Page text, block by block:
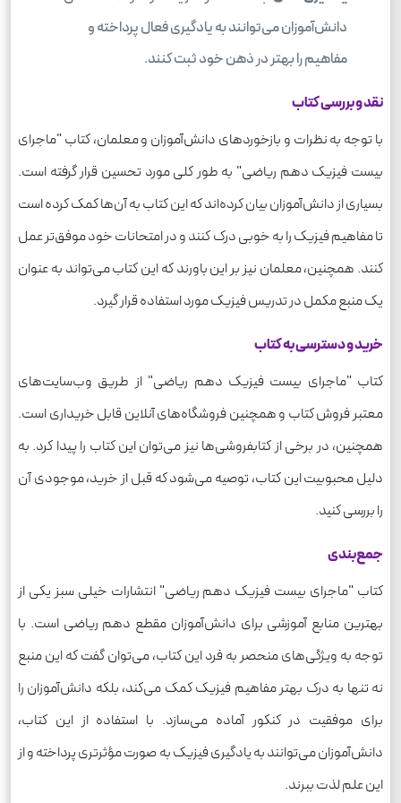
دانش‌آموزان می‌توانند به یادگیری فعال پرداخته و
مفاهیم را بهتر در ذهن خود ثبت کنند.
نقد و بررسی کتاب
با توجه به نظرات و بازخوردهای دانش‌آموزان و معلمان، کتاب "ماجرای
بیست فیزیک دهم ریاضی" به طور کلی مورد تحسین قرار گرفته است.
بسیاری از دانش‌آموزان بیان کرده‌اند که این کتاب به آن‌ها کمک کرده است
تا مفاهیم فیزیک را به خوبی درک کنند و در امتحانات خود موفق‌تر عمل
کنند. همچنین، معلمان نیز بر این باورند که این کتاب می‌تواند به عنوان
یک منبع مکمل در تدریس فیزیک مورد استفاده قرار گیرد.
خرید و دسترسی به کتاب
کتاب "ماجرای بیست فیزیک دهم ریاضی" از طریق وب‌سایت‌های
معتبر فروش کتاب و همچنین فروشگاه‌های آنلاین قابل خریداری است.
همچنین، در برخی از کتابفروشی‌ها نیز می‌توان این کتاب را پیدا کرد. به
دلیل محبوبیت این کتاب، توصیه می‌شود که قبل از خرید، موجودی آن
را بررسی کنید.
جمع‌بندی
کتاب "ماجرای بیست فیزیک دهم ریاضی" انتشارات خیلی سبز یکی از
بهترین منابع آموزشی برای دانش‌آموزان مقطع دهم ریاضی است. با
توجه به ویژگی‌های منحصر به فرد این کتاب، می‌توان گفت که این منبع
نه تنها به درک بهتر مفاهیم فیزیک کمک می‌کند، بلکه دانش‌آموزان را
برای موفقیت در کنکور آماده می‌سازد. با استفاده از این کتاب،
دانش‌آموزان می‌توانند به یادگیری فیزیک به صورت مؤثرتری پرداخته و از
این علم لذت ببرند.